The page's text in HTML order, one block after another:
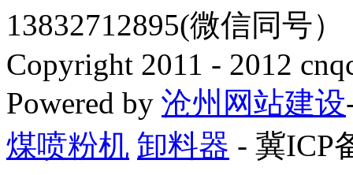
13832712895(微信同号
Copyright 2011 - 2012
Powered by 沧州网站建设
煤喷粉机 卸料器 - 冀ICP